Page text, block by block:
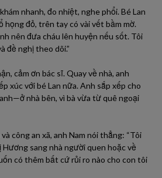
nhanh, đo nhiệt, nghe phổi. Bé Lan
họng đỏ, trên tay có vài vết bầm mờ.
nên đưa cháu lên huyện nếu sốt. Tôi
đề nghị theo dõi.”
cảm ơn bác sĩ. Quay về nhà, anh
xúc với bé Lan nữa. Anh sắp xếp cho
nhà bên, vì bà vừa từ quê ngoại
công an xã, anh Nam nói thẳng: “Tôi
sang nhà người quen hoặc về
có thêm bất cứ rủi ro nào cho con tôi